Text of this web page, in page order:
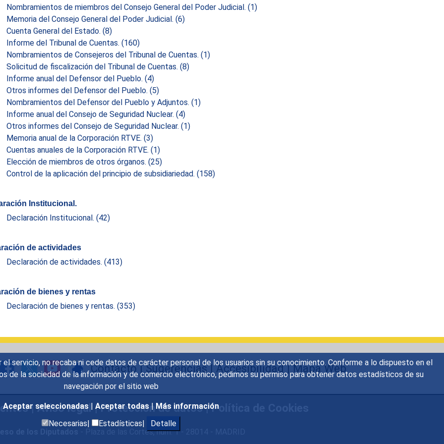
servicio, no recaba ni cede datos de carácter personal de los usuarios sin su conocimiento. Conforme a lo dispuesto en el
de la sociedad de la información y de comercio electrónico, pedimos su permiso para obtener datos estadísticos de su
navegación por el sitio web
Aceptar seleccionadas | Aceptar todas | Más información
Necesarias|
Estadísticas| Detalle
Nombramientos de miembros del Consejo General del Poder Judicial. (1)
Memoria del Consejo General del Poder Judicial. (6)
Cuenta General del Estado. (8)
Informe del Tribunal de Cuentas. (160)
Nombramientos de Consejeros del Tribunal de Cuentas. (1)
Solicitud de fiscalización del Tribunal de Cuentas. (8)
Informe anual del Defensor del Pueblo. (4)
Otros informes del Defensor del Pueblo. (5)
Nombramientos del Defensor del Pueblo y Adjuntos. (1)
Informe anual del Consejo de Seguridad Nuclear. (4)
Otros informes del Consejo de Seguridad Nuclear. (1)
Memoria anual de la Corporación RTVE. (3)
Cuentas anuales de la Corporación RTVE. (1)
Elección de miembros de otros órganos. (25)
Control de la aplicación del principio de subsidiariedad. (158)
Institucional.
Declaración Institucional. (42)
de actividades
Declaración de actividades. (413)
de bienes y rentas
Declaración de bienes y rentas. (353)
Contacto|Sugerencias|Accesibilidad|Mapa Web
|Aviso legal|Protección de datos|Política de Cookies
- Plaza de las Cortes, núm. 1 - 28014 - MADRID